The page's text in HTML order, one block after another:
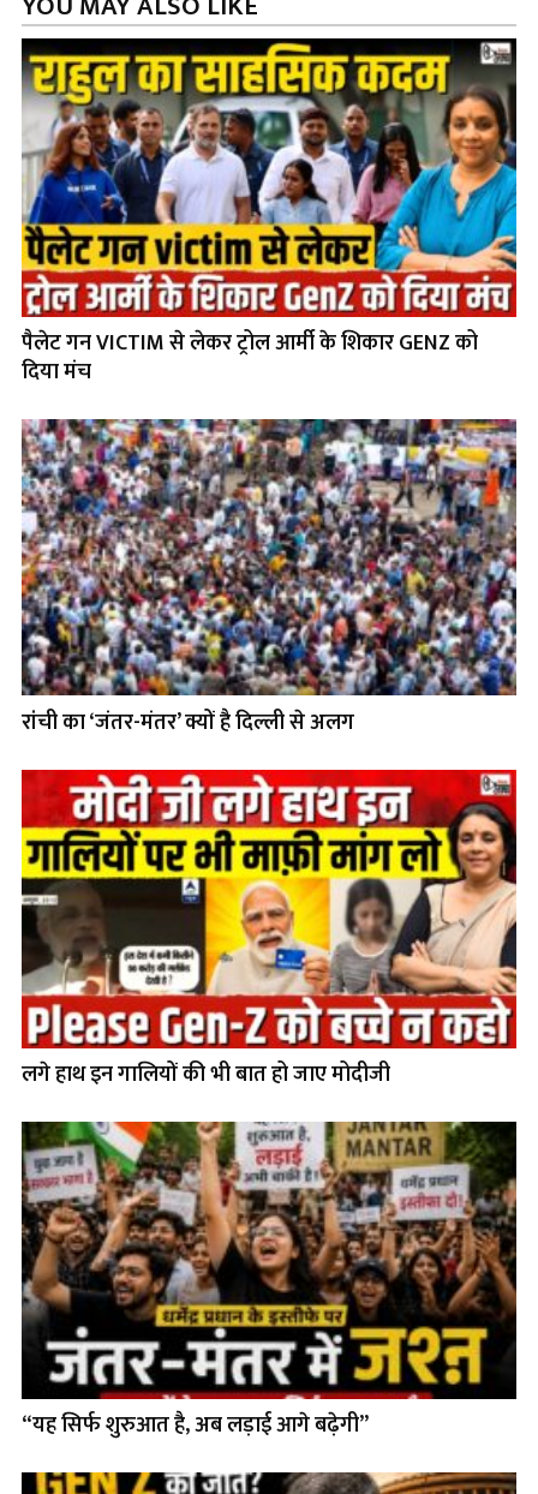
पैलेट गन VICTIM से लेकर ट्रोल आर्मी के शिकार GENZ को
दिया मंच
रांची का ‘जंतर-मंतर’ क्यों है दिल्ली से अलग
लगे हाथ इन गालियों की भी बात हो जाए मोदीजी
“यह सिर्फ शुरुआत है, अब लड़ाई आगे बढ़ेगी”